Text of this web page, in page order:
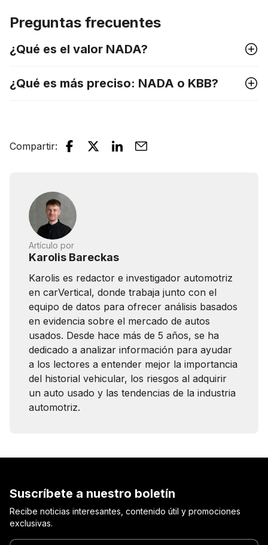
Preguntas frecuentes
¿Qué es el valor NADA?
¿Qué es más preciso: NADA o KBB?
Compartir:
Artículo por
Karolis Bareckas
Karolis es redactor e investigador automotriz
en carVertical, donde trabaja junto con el
equipo de datos para ofrecer análisis basados
en evidencia sobre el mercado de autos
usados. Desde hace más de 5 años, se ha
dedicado a analizar información para ayudar
a los lectores a entender mejor la importancia
del historial vehicular, los riesgos al adquirir
un auto usado y las tendencias de la industria
automotriz.
Suscríbete a nuestro boletín
Recibe noticias interesantes, contenido útil y promociones
exclusivas.